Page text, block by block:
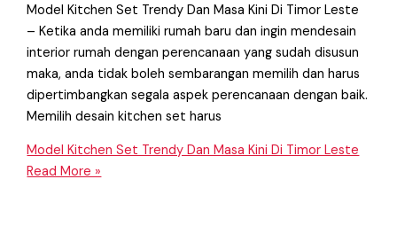
Model Kitchen Set Trendy Dan Masa Kini Di Timor Leste
– Ketika anda memiliki rumah baru dan ingin mendesain
interior rumah dengan perencanaan yang sudah disusun
maka, anda tidak boleh sembarangan memilih dan harus
dipertimbangkan segala aspek perencanaan dengan baik.
Memilih desain kitchen set harus
Model Kitchen Set Trendy Dan Masa Kini Di Timor Leste
Read More »